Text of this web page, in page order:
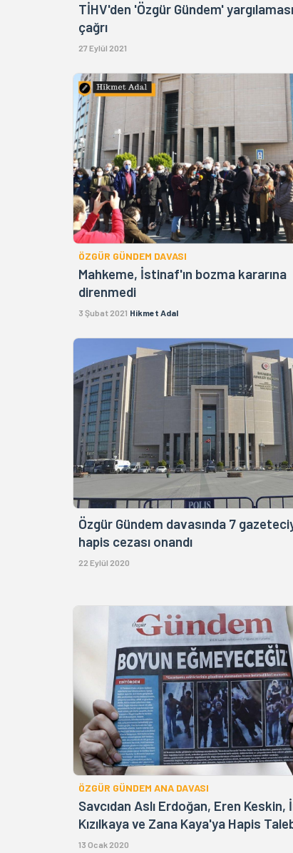
TİHV'den 'Özgür Gündem'
çağrı
27 Eylül 2021
ÖZGÜR GÜNDEM DAVASI
Mahkeme, İstinaf'ın bozma kararına
direnmedi
3 Şubat 2021 Hikmet Adal
Özgür Gündem davasında 7
hapis cezası onandı
22 Eylül 2020
ÖZGÜR GÜNDEM ANA DAVASI
Savcıdan Aslı Erdoğan, Eren Keskin,
Kızılkaya ve Zana Kaya'ya Hapis
13 Ocak 2020